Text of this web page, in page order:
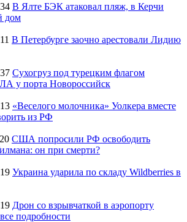
В Ялте БЭК атаковал пляж, в Керчи
дом
В Петербурге заочно арестовали Лидию
Сухогруз под турецким флагом
у порта Новороссийск
«Веселого молочника» Уолкера вместе
из РФ
США попросили РФ освободить
он при смерти?
Украина ударила по складу Wildberries в
Дрон со взрывчаткой в аэропорту
подробности